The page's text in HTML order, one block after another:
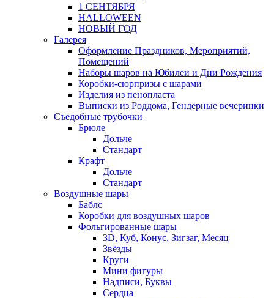
1 СЕНТЯБРЯ
HALLOWEEN
НОВЫЙ ГОД
Галерея
Оформление Праздников, Мероприятий,
Помещений
Наборы шаров на Юбилеи и Дни Рождения
Коробки-сюрпризы с шарами
Изделия из пенопласта
Выписки из Роддома, Гендерные вечеринки
Съедобные трубочки
Брюле
Дольче
Стандарт
Крафт
Дольче
Стандарт
Воздушные шары
Баблс
Коробки для воздушных шаров
Фольгированные шары
3D, Куб, Конус, Зигзаг, Месяц
Звёзды
Круги
Мини фигуры
Надписи, Буквы
Сердца